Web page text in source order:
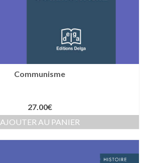
Communisme
27.00€
AJOUTER AU PANIER